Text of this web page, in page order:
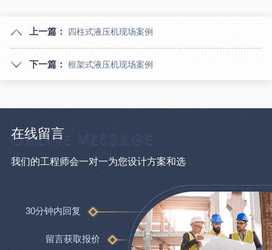
上一篇： 四柱式液压机现场案例
下一篇： 框架式液压机现场案例
在线留言
我们的工程师会一对一为您设计方案和选
30分钟内回复
留言获取报价